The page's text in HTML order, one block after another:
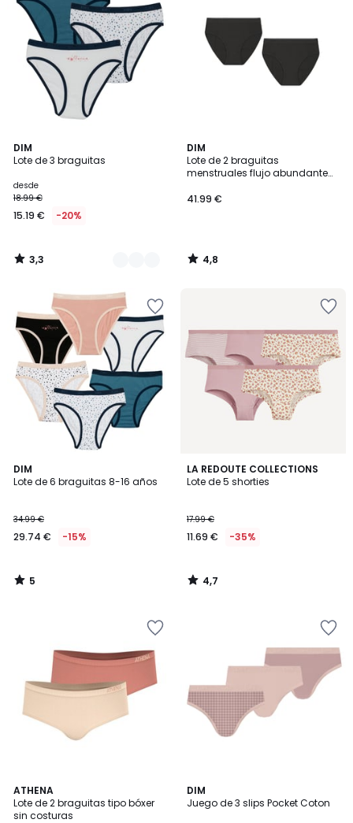
DIM
Lote de 3 braguitas
desde
18.99 €
15.19 € -20%
3,3
/ 5
2
Colores
3,3
/
DIM
Lote de 2 braguitas
menstruales flujo abundante
41.99 €
4,8
/ 5
4,8
/
DIM
Lote de 6 braguitas 8-16 años
34.99 €
29.74 € -15%
5
/
5
/
LA REDOUTE COLLECTIONS
Lote de 5 shorties
17.99 €
11.69 € -35%
4,7
/ 5
4,7
/
ATHENA
Lote de 2 braguitas tipo bóxer
sin costuras
5
/
5
DIM
Juego de 3 slips Pocket Coton
5
/
2
Colores